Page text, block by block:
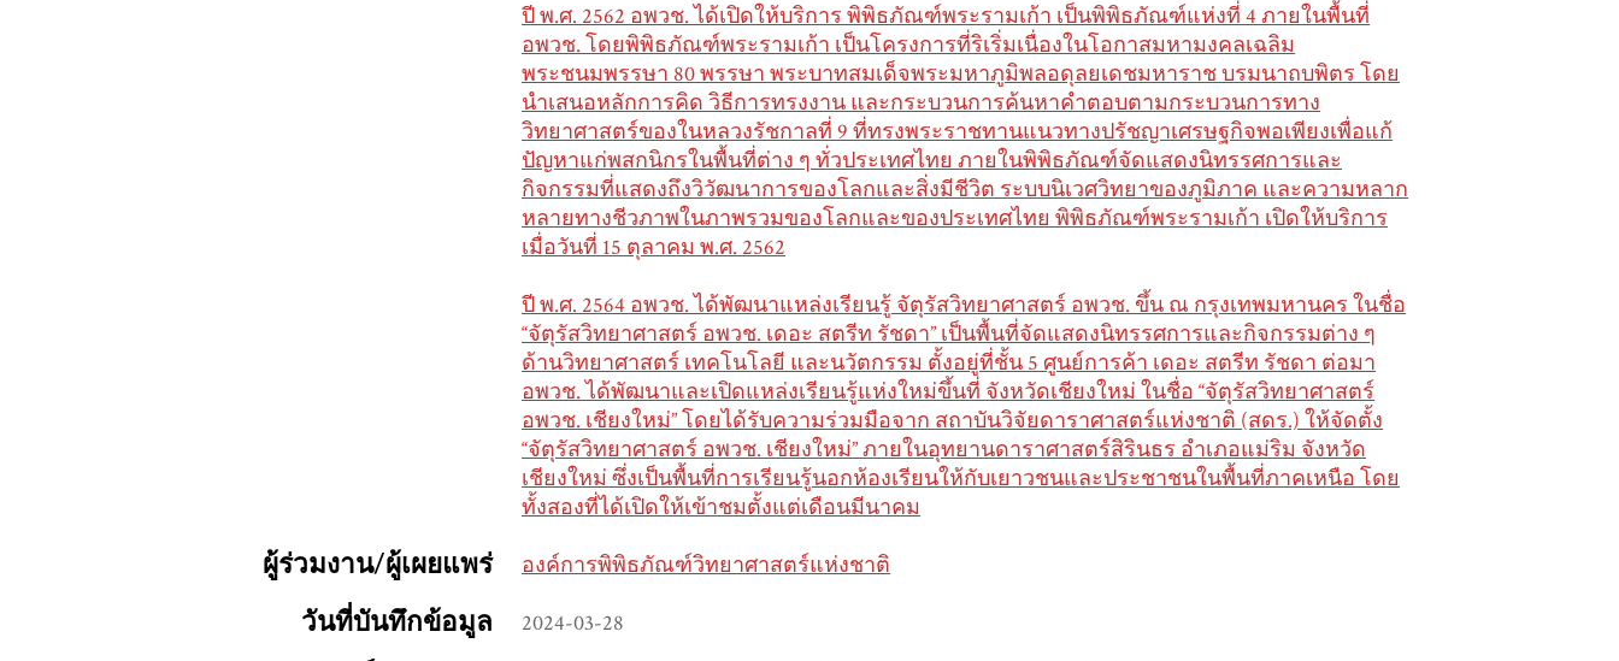
ปี พ.ศ. 2562 อพวช. ได้เปิดให้บริการ พิพิธภัณฑ์พระรามเก้า เป็นพิพิธภัณฑ์แห่งที่ 4 ภายในพื้นที่
อพวช. โดยพิพิธภัณฑ์พระรามเก้า เป็นโครงการที่ริเริ่มเนื่องในโอกาสมหามงคลเฉลิม
พระชนมพรรษา 80 พรรษา พระบาทสมเด็จพระมหาภูมิพลอดุลยเดชมหาราช บรมนาถบพิตร โดย
นำเสนอหลักการคิด วิธีการทรงงาน และกระบวนการค้นหาคำตอบตามกระบวนการทาง
วิทยาศาสตร์ของในหลวงรัชกาลที่ 9 ที่ทรงพระราชทานแนวทางปรัชญาเศรษฐกิจพอเพียงเพื่อแก้
ปัญหาแก่พสกนิกรในพื้นที่ต่าง ๆ ทั่วประเทศไทย ภายในพิพิธภัณฑ์จัดแสดงนิทรรศการและ
กิจกรรมที่แสดงถึงวิวัฒนาการของโลกและสิ่งมีชีวิต ระบบนิเวศวิทยาของภูมิภาค และความหลาก
หลายทางชีวภาพในภาพรวมของโลกและของประเทศไทย พิพิธภัณฑ์พระรามเก้า เปิดให้บริการ
เมื่อวันที่ 15 ตุลาคม พ.ศ. 2562
ปี พ.ศ. 2564 อพวช. ได้พัฒนาแหล่งเรียนรู้ จัตุรัสวิทยาศาสตร์ อพวช. ขึ้น ณ กรุงเทพมหานคร ในชื่อ
“จัตุรัสวิทยาศาสตร์ อพวช. เดอะ สตรีท รัชดา” เป็นพื้นที่จัดแสดงนิทรรศการและกิจกรรมต่าง ๆ
ด้านวิทยาศาสตร์ เทคโนโลยี และนวัตกรรม ตั้งอยู่ที่ชั้น 5 ศูนย์การค้า เดอะ สตรีท รัชดา ต่อมา
อพวช. ได้พัฒนาและเปิดแหล่งเรียนรู้แห่งใหม่ขึ้นที่ จังหวัดเชียงใหม่ ในชื่อ “จัตุรัสวิทยาศาสตร์
อพวช. เชียงใหม่” โดยได้รับความร่วมมือจาก สถาบันวิจัยดาราศาสตร์แห่งชาติ (สดร.) ให้จัดตั้ง
“จัตุรัสวิทยาศาสตร์ อพวช. เชียงใหม่” ภายในอุทยานดาราศาสตร์สิรินธร อำเภอแม่ริม จังหวัด
เชียงใหม่ ซึ่งเป็นพื้นที่การเรียนรู้นอกห้องเรียนให้กับเยาวชนและประชาชนในพื้นที่ภาคเหนือ โดย
ทั้งสองที่ได้เปิดให้เข้าชมตั้งแต่เดือนมีนาคม
ผู้ร่วมงาน/ผู้เผยแพร่ องค์การพิพิธภัณฑ์วิทยาศาสตร์แห่งชาติ
วันที่บันทึกข้อมูล 2024-03-28